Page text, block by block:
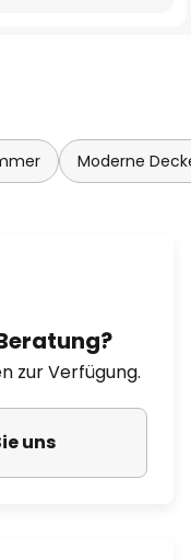
Moderne
zur Verfügung.
uns